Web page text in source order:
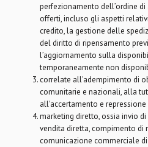
perfezionamento dell’ordine
offerti, incluso gli aspetti
credito, la gestione delle
del diritto di ripensamento
l’aggiornamento sulla
temporaneamente non
correlate all'adempimento di
comunitarie e nazionali, alla
all'accertamento e repressione
marketing diretto, ossia invio
vendita diretta, compimento di
comunicazione commerciale